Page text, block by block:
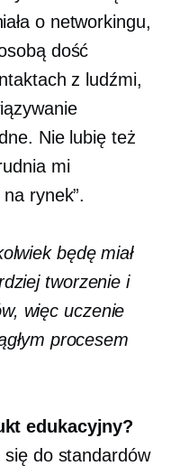
o networkingu,
dość
z ludźmi,
Nie lubię też
mi
rynek”.
będę miał
tworzenie i
więc uczenie
procesem
edukacyjny?
do standardów